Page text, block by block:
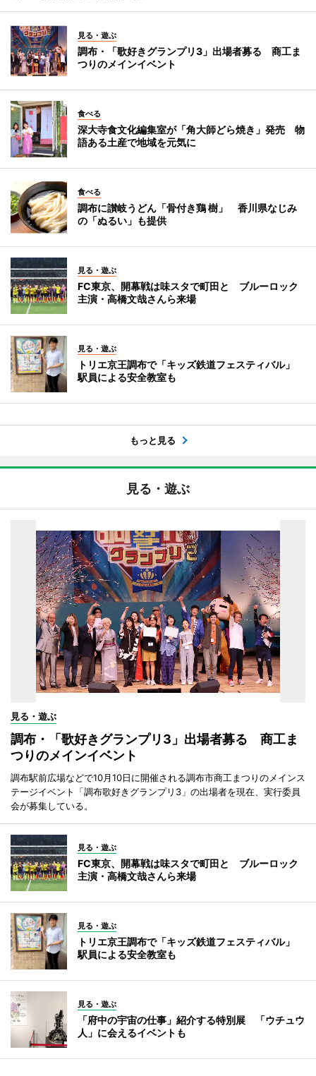
見る・遊ぶ
調布・「歌好きグランプリ3」出場者募る 商工ま
つりのメインイベント
食べる
深大寺食文化編集室が「角大師どら焼き」発売 物
語ある土産で地域を元気に
食べる
調布に讃岐うどん「骨付き鶏 樹」 香川県なじみ
の「ぬるい」も提供
見る・遊ぶ
FC東京、開幕戦は味スタで町田と ブルーロック
主演・高橋文哉さんら来場
見る・遊ぶ
トリエ京王調布で「キッズ鉄道フェスティバル」
駅員による安全教室も
もっと見る
見る・遊ぶ
見る・遊ぶ
調布・「歌好きグランプリ3」出場者募る 商工ま
つりのメインイベント
調布駅前広場などで10月10日に開催される調布市商工まつりのメインス
テージイベント「調布歌好きグランプリ3」の出場者を現在、実行委員
会が募集している。
見る・遊ぶ
FC東京、開幕戦は味スタで町田と ブルーロック
主演・高橋文哉さんら来場
見る・遊ぶ
トリエ京王調布で「キッズ鉄道フェスティバル」
駅員による安全教室も
見る・遊ぶ
「府中の宇宙の仕事」紹介する特別展 「ウチュウ
人」に会えるイベントも